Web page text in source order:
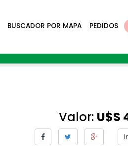
BUSCADOR POR MAPA PEDIDOS
Valor: U$S